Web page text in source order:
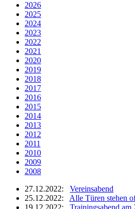
2026
2025
2024
2023
2022
2021
2020
2019
2018
2017
2016
2015
2014
2013
2012
2011
2010
2009
2008
27.12.2022: Vereinsabend
25.12.2022: Alle Türen stehen